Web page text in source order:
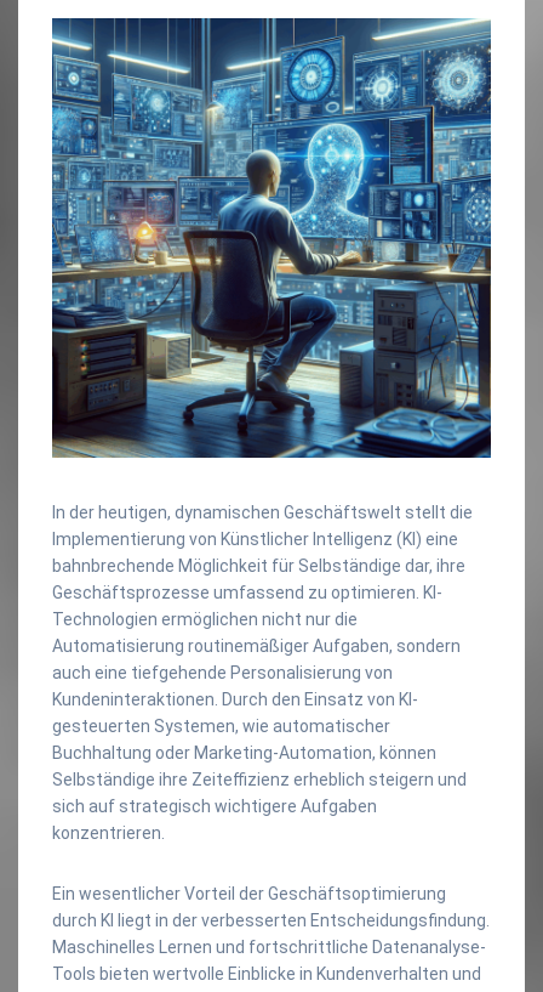
In der heutigen, dynamischen Geschäftswelt stellt die
Implementierung von Künstlicher Intelligenz (KI) eine
bahnbrechende Möglichkeit für Selbständige dar, ihre
Geschäftsprozesse umfassend zu optimieren. KI-
Technologien ermöglichen nicht nur die
Automatisierung routinemäßiger Aufgaben, sondern
auch eine tiefgehende Personalisierung von
Kundeninteraktionen. Durch den Einsatz von KI-
gesteuerten Systemen, wie automatischer
Buchhaltung oder Marketing-Automation, können
Selbständige ihre Zeiteffizienz erheblich steigern und
sich auf strategisch wichtigere Aufgaben
konzentrieren.
Ein wesentlicher Vorteil der Geschäftsoptimierung
durch KI liegt in der verbesserten Entscheidungsfindung.
Maschinelles Lernen und fortschrittliche Datenanalyse-
Tools bieten wertvolle Einblicke in Kundenverhalten und